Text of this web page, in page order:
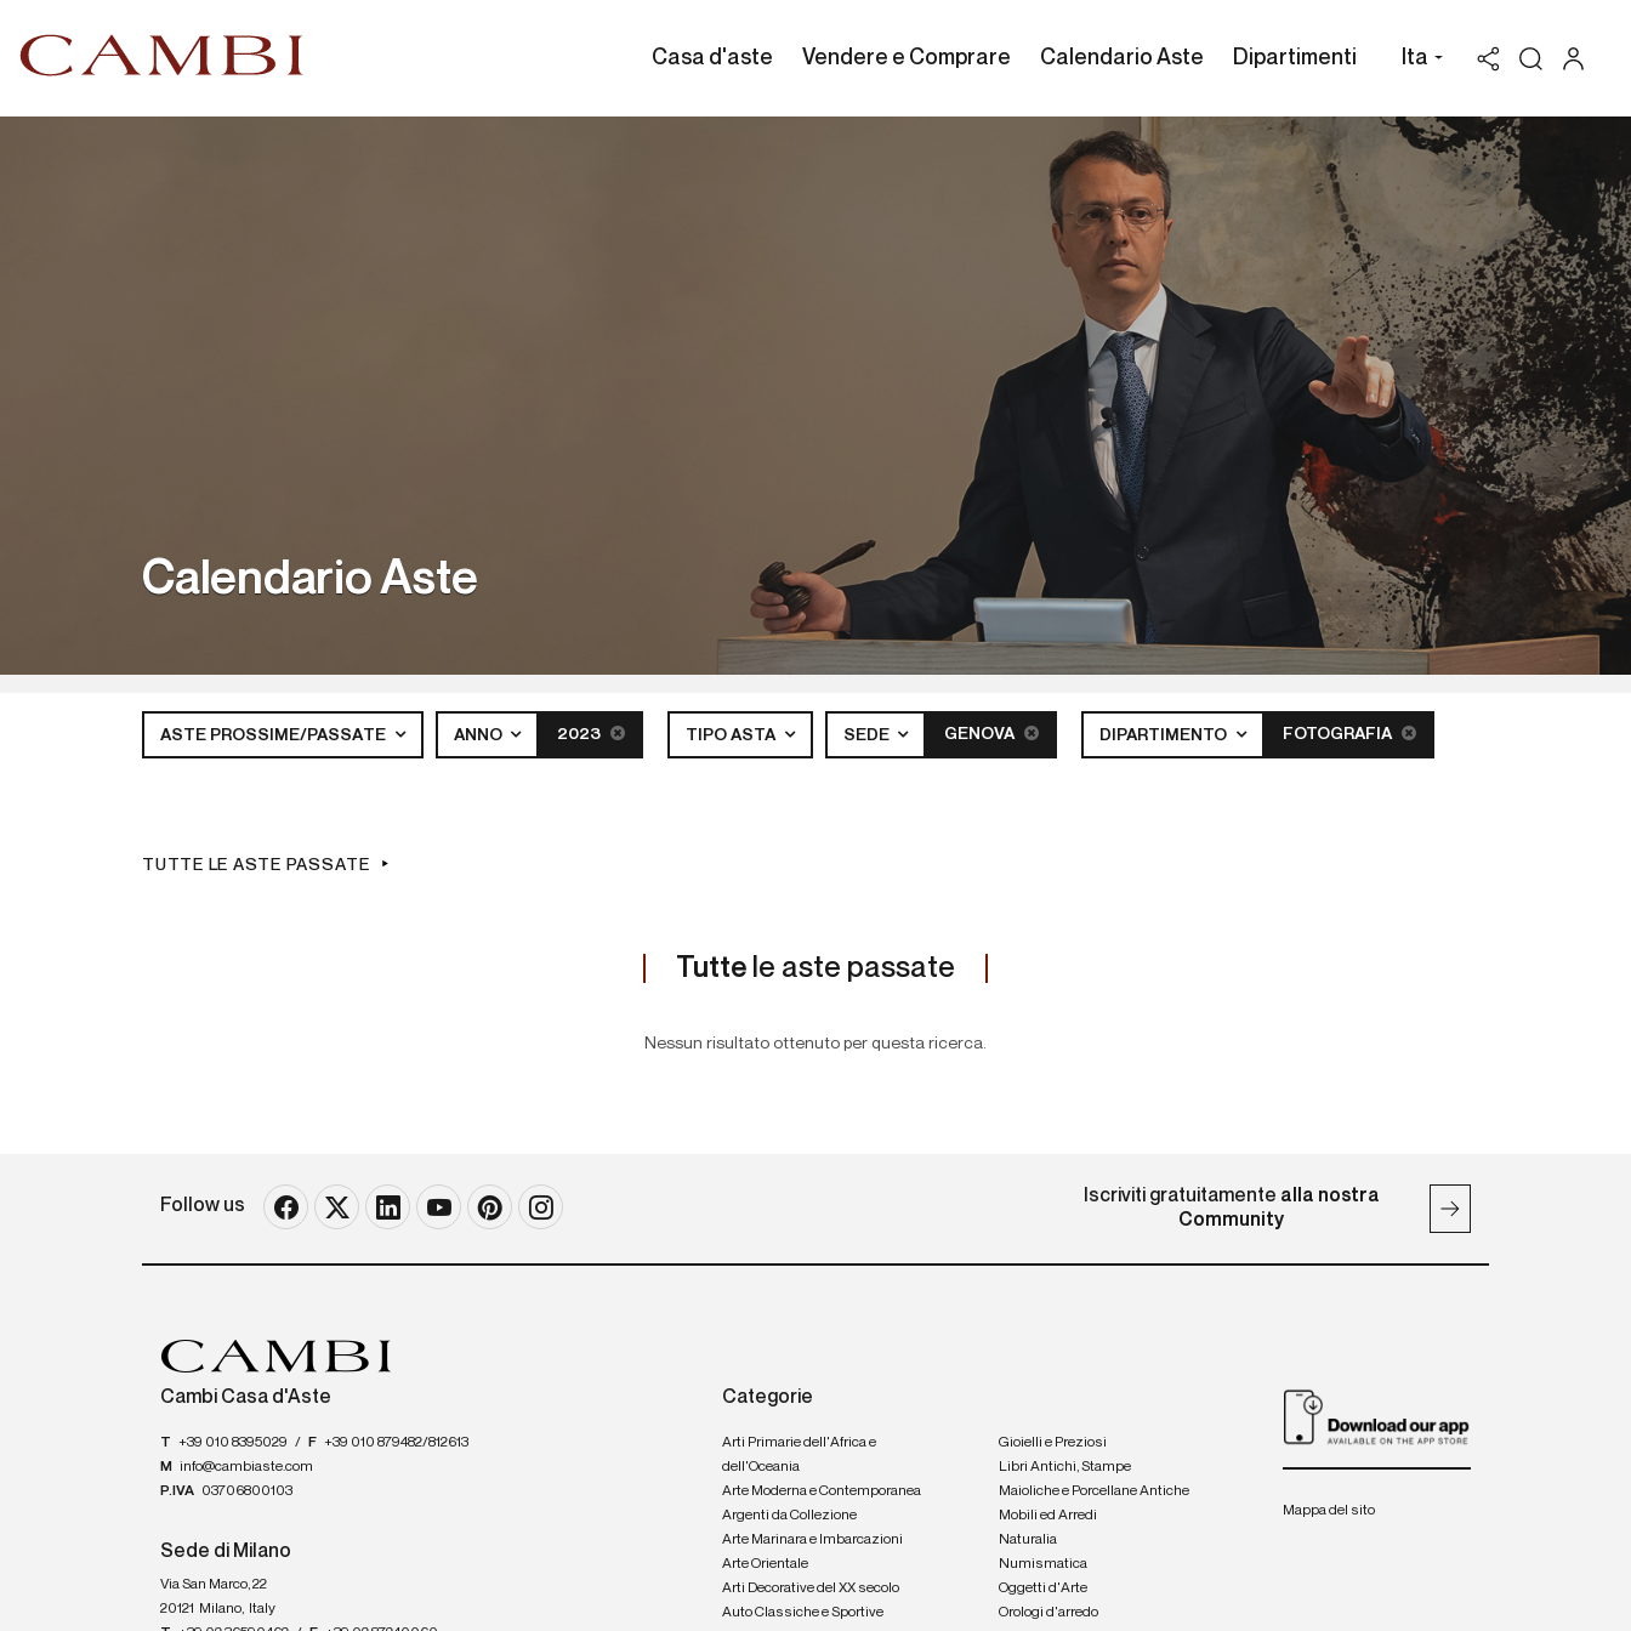
Casa d'aste Vendere e Comprare Calendario Aste Dipartimenti Ita
Calendario Aste
ASTE PROSSIME/PASSATE ANNO 2023 TIPO ASTA SEDE GENOVA DIPARTIMENTO FOTOGRAFIA
TUTTE LE ASTE PASSATE
Tutte le aste passate
Nessun risultato ottenuto per questa ricerca.
Follow us Iscriviti gratuitamente alla nostra
Community
Cambi Casa d'Aste
T +39 010 8395029 / F +39 010 879482/812613
M
info@cambiaste.com
P.IVA 03706800103
Sede di Milano
Via San Marco, 22
20121
Milano, Italy
Categorie
Arti Primarie dell'Africa e
dell'Oceania
Arte Moderna e Contemporanea
Argenti da Collezione
Arte Marinara e Imbarcazioni
Arte Orientale
Arti Decorative del XX secolo
Auto Classiche e Sportive
Gioielli e Preziosi
Libri Antichi, Stampe
Maioliche e Porcellane Antiche
Mobili ed Arredi
Naturalia
Numismatica
Oggetti d'Arte
Orologi d'arredo
Mappa del sito